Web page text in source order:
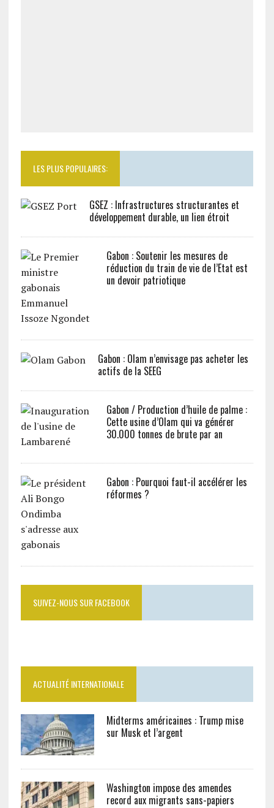
LES PLUS POPULAIRES:
GSEZ : Infrastructures structurantes et
développement durable, un lien étroit
Gabon : Soutenir les mesures de
réduction du train de vie de l’Etat est
un devoir patriotique
Gabon : Olam n’envisage pas acheter les
actifs de la SEEG
Gabon / Production d’huile de palme :
Cette usine d’Olam qui va générer
30.000 tonnes de brute par an
Gabon : Pourquoi faut-il accélérer les
réformes ?
SUIVEZ-NOUS SUR FACEBOOK
ACTUALITÉ INTERNATIONALE
Midterms américaines : Trump mise
sur Musk et l’argent
Washington impose des amendes
record aux migrants sans-papiers